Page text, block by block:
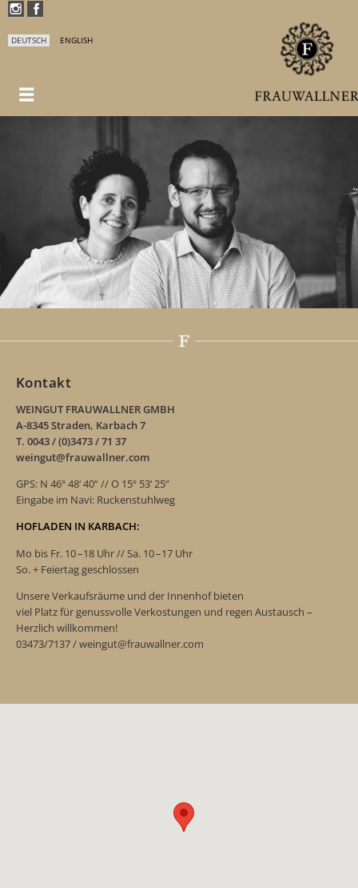
DEUTSCH ENGLISH
Kontakt
WEINGUT FRAUWALLNER GMBH
A-8345 Straden, Karbach 7
T. 0043 / (0)3473 / 71 37
weingut@frauwallner.com
GPS: N 46º 48‘ 40“ // O 15º 53‘ 25“
Eingabe im Navi: Ruckenstuhlweg
HOFLADEN IN KARBACH:
Mo bis Fr. 10 –18 Uhr // Sa. 10 –17 Uhr
So. + Feiertag geschlossen
Unsere Verkaufsräume und der Innenhof bieten
viel Platz für genussvolle Verkostungen und regen Austausch –
Herzlich willkommen!
03473/7137 / weingut@frauwallner.com